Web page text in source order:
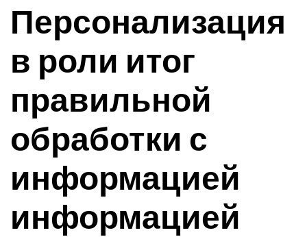
Персонализация
в роли итог
правильной
обработки с
информацией
информацией